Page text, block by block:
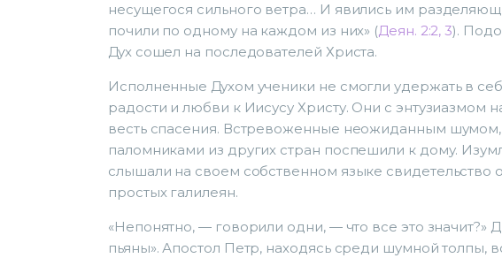
несущегося сильного ветра… И явились им
почили по одному на каждом из них» (Деян. 2:2, 3).
Дух сошел на последователей Христа.
Исполненные Духом ученики не смогли удержать в
радости и любви к Иисусу Христу. Они с энтузиазмом
весть спасения. Встревоженные неожиданным
паломниками из других стран поспешили к дому.
слышали на своем собственном языке свидетельство
простых галилеян.
«Непонятно, — говорили одни, — что все это значит?»
пьяны». Апостол Петр, находясь среди шумной толпы,